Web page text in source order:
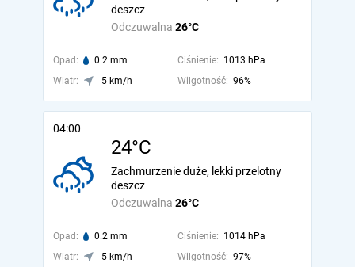
Odczuwalna 26°C
deszcz
Opad: 0.2 mm Ciśnienie: 1013 hPa
Wiatr:
5 km/h Wilgotność: 96%
04:00
24°C
Odczuwalna 26°C
Zachmurzenie duże, lekki przelotny
deszcz
Opad: 0.2 mm Ciśnienie: 1014 hPa
Wiatr:
5 km/h Wilgotność: 97%